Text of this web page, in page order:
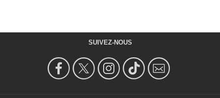
SUIVEZ-NOUS